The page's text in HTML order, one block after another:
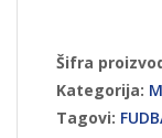
Šifra
Kategorija:
Tagovi: